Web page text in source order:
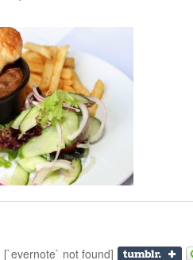
[`evernote` not found]